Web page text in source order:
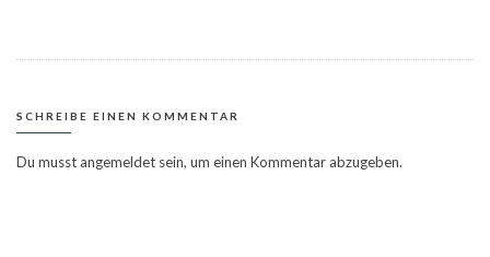
SCHREIBE EINEN KOMMENTAR
Du musst angemeldet sein, um einen Kommentar abzugeben.